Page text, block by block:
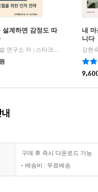
설계하면 감정도 따
연구소 저 | 스타크북스
원
내 마
니다
강현
구매 후 즉시 다운로드 가능
배송비 : 무료배송